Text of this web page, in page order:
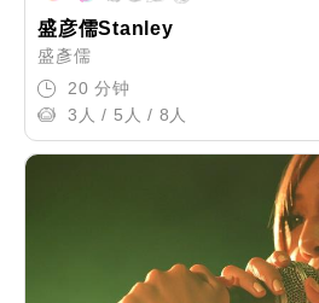
盛彦儒Stanley
盛彥儒
20 分钟
3人 / 5人 / 8人